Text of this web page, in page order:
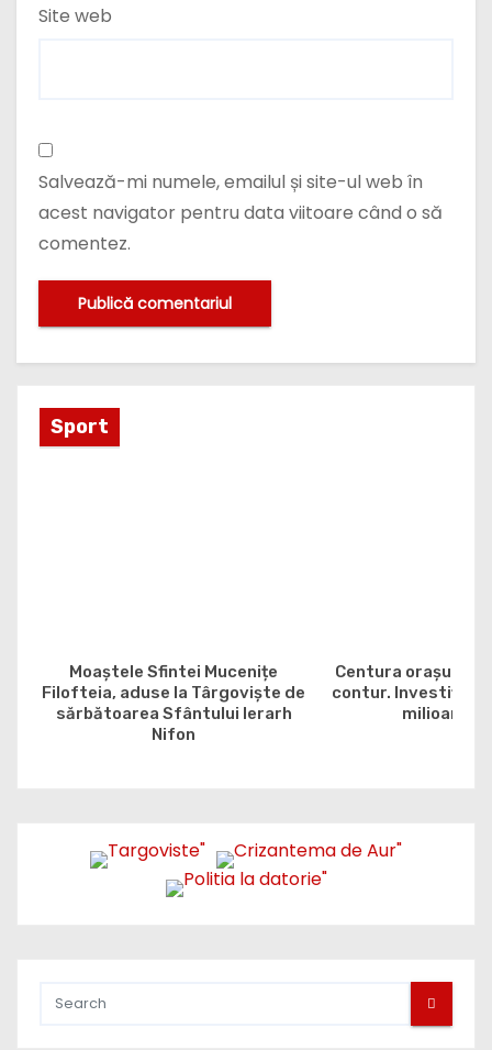
Site web
Salvează-mi numele, emailul și site-ul web în
acest navigator pentru data viitoare când o să
comentez.
Sport
Moaștele Sfintei Mucenițe
Filofteia, aduse la Târgoviște de
sărbătoarea Sfântului Ierarh
Nifon
Centura orașului
contur. Investiția
milioane